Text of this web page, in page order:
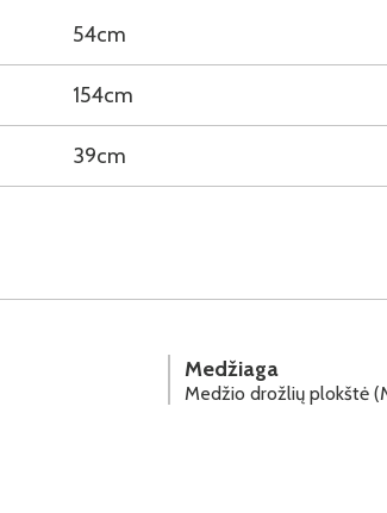
54cm
154cm
39cm
Medžiaga
Medžio drožlių plokštė